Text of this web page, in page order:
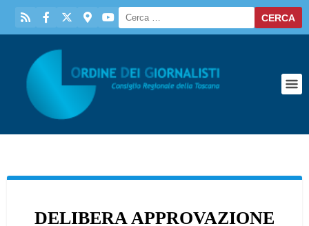
DELIBERA APPROVAZIONE